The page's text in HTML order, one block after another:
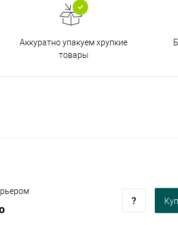
Аккуратно упакуем хрупкие
товары